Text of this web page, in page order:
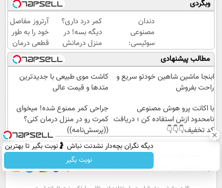
پی | در
۴
قسط
بدون
سود و
کارمزد!
(◀پرسش‌نامه)
فروشگاه‌های
آنلاین و
حضوری
وبگردی
دندان
مصنوعی
سوئیسی:
جدیدترین
فناوری
اروپا،
پرداخت
قسطی
کمر درد داری؟
دیگه بسه! در
منزل درمانش
کن
(◀پرسش‌نامه)
آرتروز مفاصل
خود را به طور
قطعی درمان
کنید!
◗پرسش‌نامه◖
مطالب پیشنهادی
ابنجا ماشین شاهین خودتو سریع و
راحت بفروش
کاشت موی طبیعی با جدیدترین
متدها و قیمت عالی
با اکانت پرو هوش مصنوعی
نامحدود ازش استفاده کن ؛ دریافت
کد تخفیف👇👇👇
جراحی کمر ممنوع شده! میخوای
کمرت رو در منزل درمان کنی؟
((پرسش‌نامه))
دیگه نگران بچه‌دار نشدنت نباش 🤰نوبت بگیر تا بهترین
متخصصان درمانت کنن
نوبت بگیر عصر ایران۲ تماس با ما
آب و هوا اوقات شرعی سواد زندگی